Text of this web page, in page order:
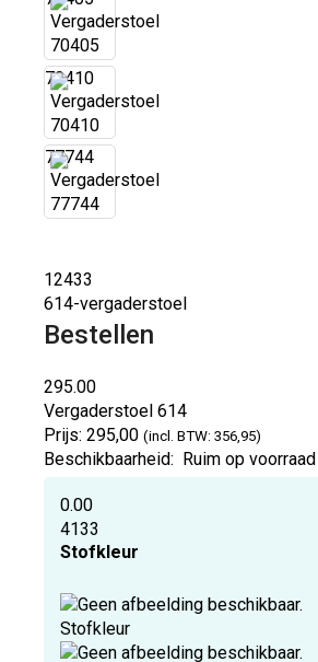
70410
77744
12433
614-vergaderstoel
Bestellen
295.00
Vergaderstoel614
Prijs: 295,00 (incl. BTW: 356,95)
Beschikbaarheid: Ruim op voorraad
0.00
4133
Stofkleur
Stofkleur